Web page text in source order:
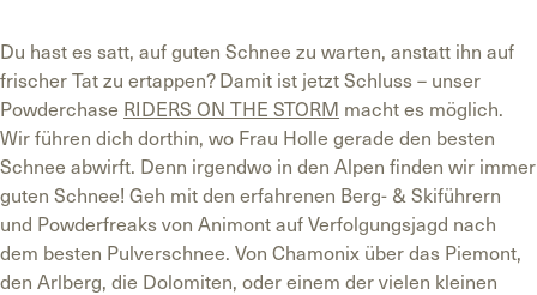
Du hast es satt, auf guten Schnee zu warten, anstatt ihn auf
frischer Tat zu ertappen? Damit ist jetzt Schluss – unser
Powderchase RIDERS ON THE STORM macht es möglich.
Wir führen dich dorthin, wo Frau Holle gerade den besten
Schnee abwirft. Denn irgendwo in den Alpen finden wir immer
guten Schnee! Geh mit den erfahrenen Berg- & Skiführern
und Powderfreaks von Animont auf Verfolgungsjagd nach
dem besten Pulverschnee. Von Chamonix über das Piemont,
den Arlberg, die Dolomiten, oder einem der vielen kleinen